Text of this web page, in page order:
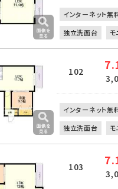
インターネット無
独立洗面台
102
インターネット無
独立洗面台
103